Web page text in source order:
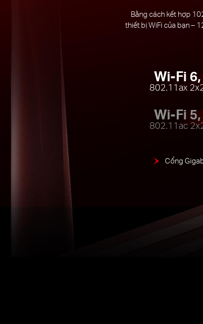
Bằng cách kết hợp
thiết bị WiFi của bạn –
Wi-Fi 6,
802.11ax
Wi-Fi 5,
802.11ac
Cổng